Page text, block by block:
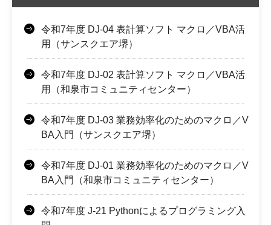
令和7年度 DJ-04 表計算ソフト マクロ／VBA活
用（サンスクエア堺）
令和7年度 DJ-02 表計算ソフト マクロ／VBA活
用（和泉市コミュニティセンター）
令和7年度 DJ-03 業務効率化のためのマクロ／V
BA入門（サンスクエア堺）
令和7年度 DJ-01 業務効率化のためのマクロ／V
BA入門（和泉市コミュニティセンター）
令和7年度 J-21 Pythonによるプログラミング入